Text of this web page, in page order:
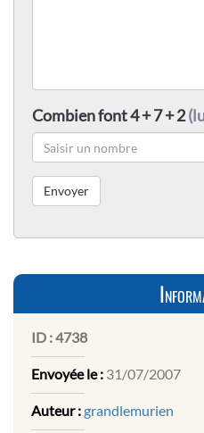
Combien font 4 + 7 + 2
ID :4738
Envoyée le : 31/07/2007
Auteur :grandlemurien